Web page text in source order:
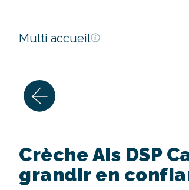
Multi accueil
Crèche Ais DSP
grandir en